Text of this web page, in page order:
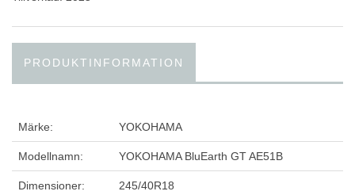
PRODUKTINFORMATION
Märke: YOKOHAMA
Modellnamn: YOKOHAMA BluEarth GT AE51B
Dimensioner: 245/40R18